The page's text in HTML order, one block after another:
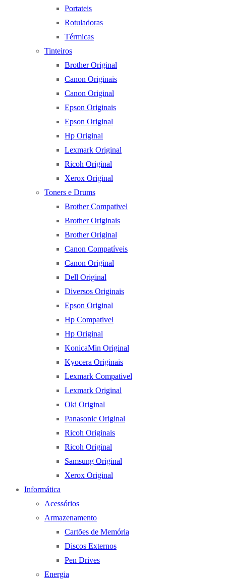
Portateis
Rotuladoras
Térmicas
Tinteiros
Brother Original
Canon Originais
Canon Original
Epson Originais
Epson Original
Hp Original
Lexmark Original
Ricoh Original
Xerox Original
Toners e Drums
Brother Compativel
Brother Originais
Brother Original
Canon Compatíveis
Canon Original
Dell Original
Diversos Originais
Epson Original
Hp Compativel
Hp Original
KonicaMin Original
Kyocera Originais
Lexmark Compativel
Lexmark Original
Oki Original
Panasonic Original
Ricoh Originais
Ricoh Original
Samsung Original
Xerox Original
Informática
Acessórios
Armazenamento
Cartões de Memória
Discos Externos
Pen Drives
Energia